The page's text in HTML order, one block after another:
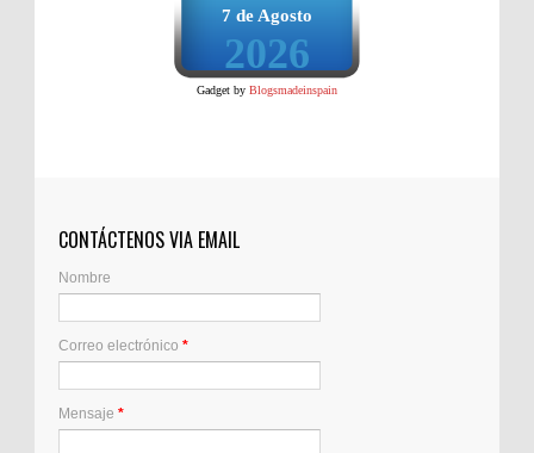
7 de Agosto
2026
Gadget by Blogsmadeinspain
CONTÁCTENOS VIA EMAIL
Nombre
Correo electrónico *
Mensaje *